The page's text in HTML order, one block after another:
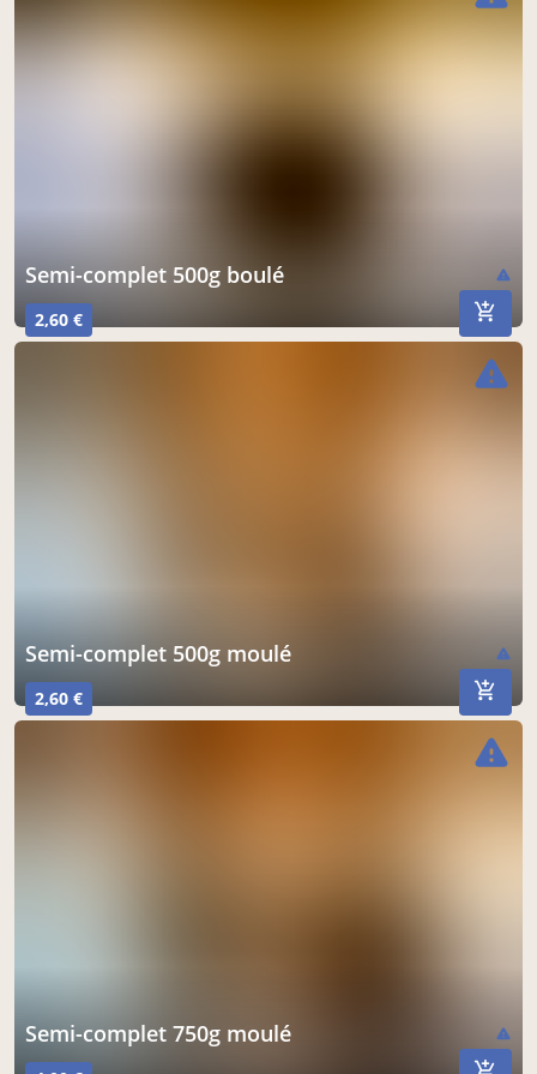
Semi-complet 500g boulé warning
2,60 €
Semi-complet 500g moulé warning
2,60 €
warning
Semi-complet 750g moulé warning
warning